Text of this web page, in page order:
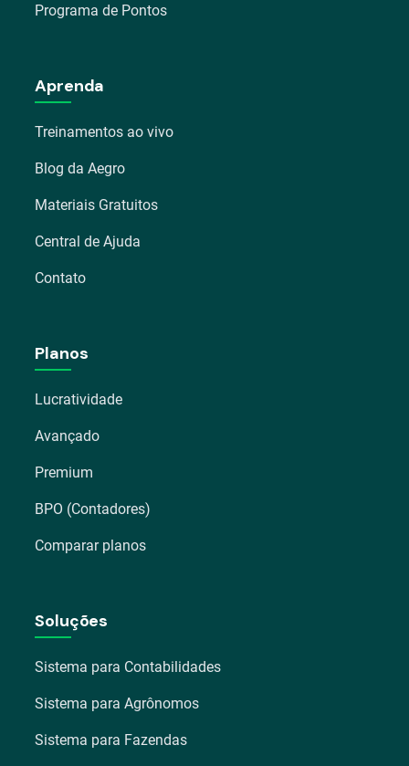
Programa de Pontos
Aprenda
Treinamentos ao vivo
Blog da Aegro
Materiais Gratuitos
Central de Ajuda
Contato
Planos
Lucratividade
Avançado
Premium
BPO (Contadores)
Comparar planos
Soluções
Sistema para Contabilidades
Sistema para Agrônomos
Sistema para Fazendas